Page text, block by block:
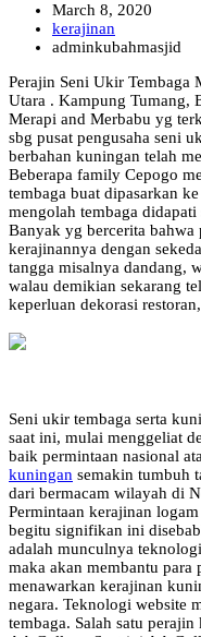
March 8, 2020
kerajinan
adminkubahmasjid
Perajin Seni Ukir Tembaga
Utara . Kampung Tumang,
Merapi and Merbabu yg
sbg pusat pengusaha seni
berbahan kuningan telah
Beberapa family Cepogo
tembaga buat dipasarkan
mengolah tembaga
Banyak yg bercerita
kerajinannya dengan
tangga misalnya dandang,
walau demikian sekarang
keperluan dekorasi
Seni ukir tembaga serta
saat ini, mulai menggeliat
baik permintaan nasional
kuningan semakin tumbuh
dari bermacam wilayah di
Permintaan kerajinan
begitu signifikan ini
adalah munculnya
maka akan membantu para
menawarkan kerajinan
negara. Teknologi website
tembaga. Salah satu